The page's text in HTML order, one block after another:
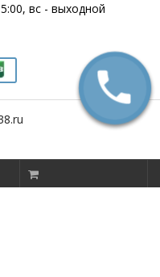
вс - выходной